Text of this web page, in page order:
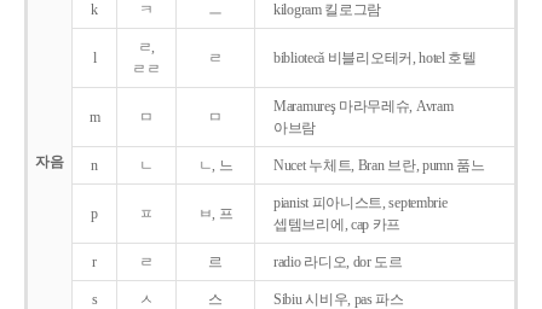
자음
k ㅋ ㅡ kilogram 킬로그람
l
ㄹ,
ㄹㄹ
ㄹ bibliotecǎ 비블리오테커, hotel 호텔
m ㅁ ㅁ
Maramureş 마라무레슈, Avram
아브람
n ㄴ ㄴ, 느 Nucet 누체트, Bran 브란, pumn 품느
p ㅍ ㅂ, 프
pianist 피아니스트, septembrie
셉템브리에, cap 카프
r ㄹ 르 radio 라디오, dor 도르
s ㅅ 스 Sibiu 시비우, pas 파스